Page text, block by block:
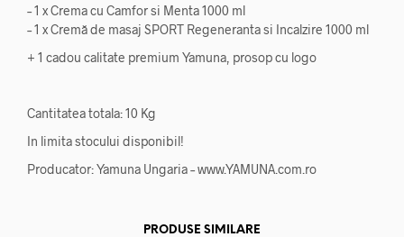
– 1 x Crema cu Camfor si Menta 1000 ml
– 1 x Cremă de masaj SPORT Regeneranta si Incalzire 1000 ml
+ 1 cadou calitate premium Yamuna, prosop cu logo
Cantitatea totala: 10 Kg
In limita stocului disponibil!
Producator: Yamuna Ungaria – www.YAMUNA.com.ro
PRODUSE SIMILARE